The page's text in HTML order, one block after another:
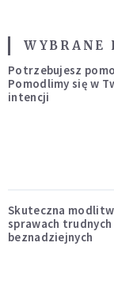
WYBRANE
Potrzebujesz
Pomodlimy się w
intencji
Skuteczna
sprawach trudnych
beznadziejnych